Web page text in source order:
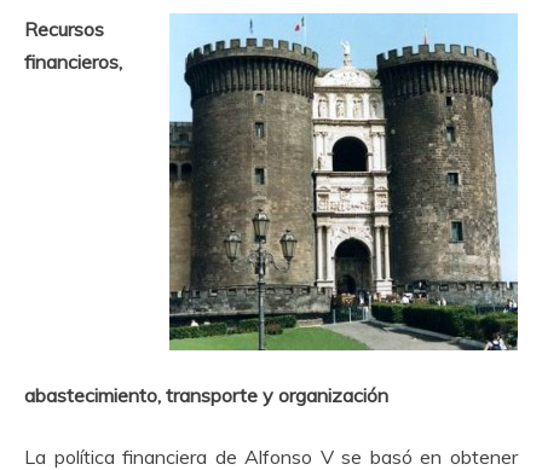
Recursos
financieros,
abastecimiento, transporte y organización
La política financiera de Alfonso V se basó en obtener